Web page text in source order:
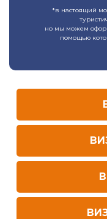
*в настоящий
но мы можем
помощью